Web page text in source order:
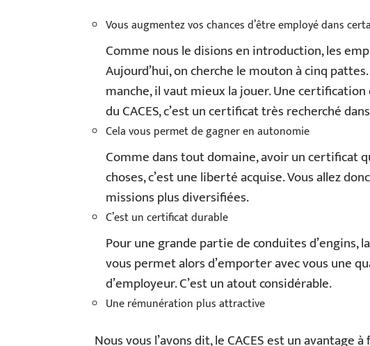
Vous augmentez vos chances d’être employé dans
Comme nous le disions en introduction, les
Aujourd’hui, on cherche le mouton à cinq
manche, il vaut mieux la jouer. Une
du CACES, c’est un certificat très recherché
Cela vous permet de gagner en autonomie
Comme dans tout domaine, avoir un certificat
choses, c’est une liberté acquise. Vous allez
missions plus diversifiées.
C’est un certificat durable
Pour une grande partie de conduites d’engins,
vous permet alors d’emporter avec vous une
d’employeur. C’est un atout considérable.
Une rémunération plus attractive
Nous vous l’avons dit, le CACES est un avantage